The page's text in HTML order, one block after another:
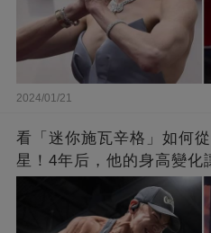
2024/01/21
看「迷你施瓦辛格」如何
星！4年后，他的身高變化